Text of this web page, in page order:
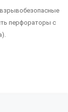
перфораторы с